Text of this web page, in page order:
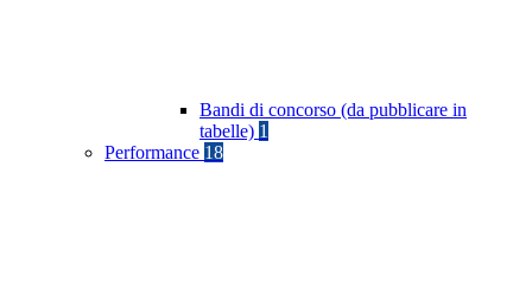
Bandi di concorso (da pubblicare in
tabelle) 1
Performance 18